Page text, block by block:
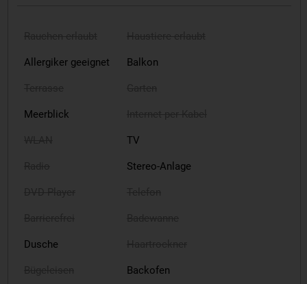
Allergiker geeignet Balkon
Meerblick
TV
Stereo-Anlage
Dusche
Backofen